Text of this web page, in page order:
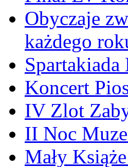
Obyczaje
każdego
Koncert
IV Zlot
II Noc
Mały